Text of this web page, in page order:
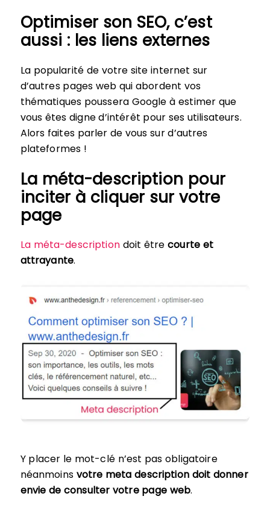
Optimiser son SEO, c’est
aussi : les liens externes
La popularité de votre site internet sur
d’autres pages web qui abordent vos
thématiques poussera Google à estimer que
vous êtes digne d’intérêt pour ses utilisateurs.
Alors faites parler de vous sur d’autres
plateformes !
La méta-description pour
inciter à cliquer sur votre
page
La méta-descriptiondoit êtrecourte et
attrayante.
Y placer le mot-clé n’est pas obligatoire
néanmoins votre meta description doit donner
envie de consulter votre page web.